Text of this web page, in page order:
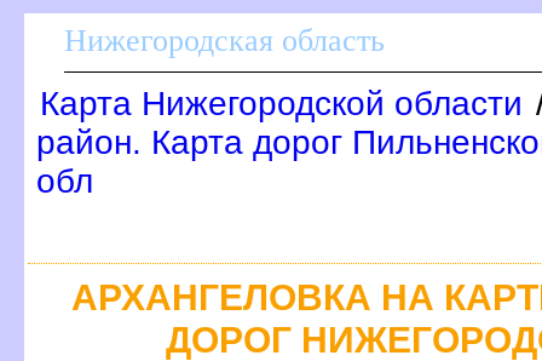
Нижегородская область
Карта Нижегородской области
район. Карта дорог
обл
АРХАНГЕЛОВКА НА
ДОРОГ